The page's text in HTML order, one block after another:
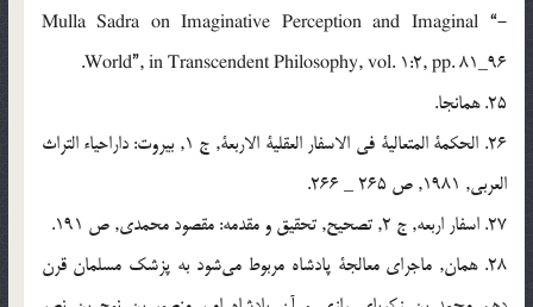
-“ Mulla Sadra on Imaginative Perception and Imaginal
World”, in Transcendent Philosophy, vol. 1:2, pp. 81_96.
25. همانجا.
26. الحکمة المتعالية فی الاسفار العقلية الاربعة, ج 1, بيروت: داراحياء التراث
العربی, 1981, ص 265 _ 266.
27. اسفار اربعه, ج 2, تصحيح, تحقيق و مقدمه: مقصود محمدی, ص 191.
28. همان, ماجرای معالجة پادشاه مربوط مي‌شود به پزشک مسلمان قرن